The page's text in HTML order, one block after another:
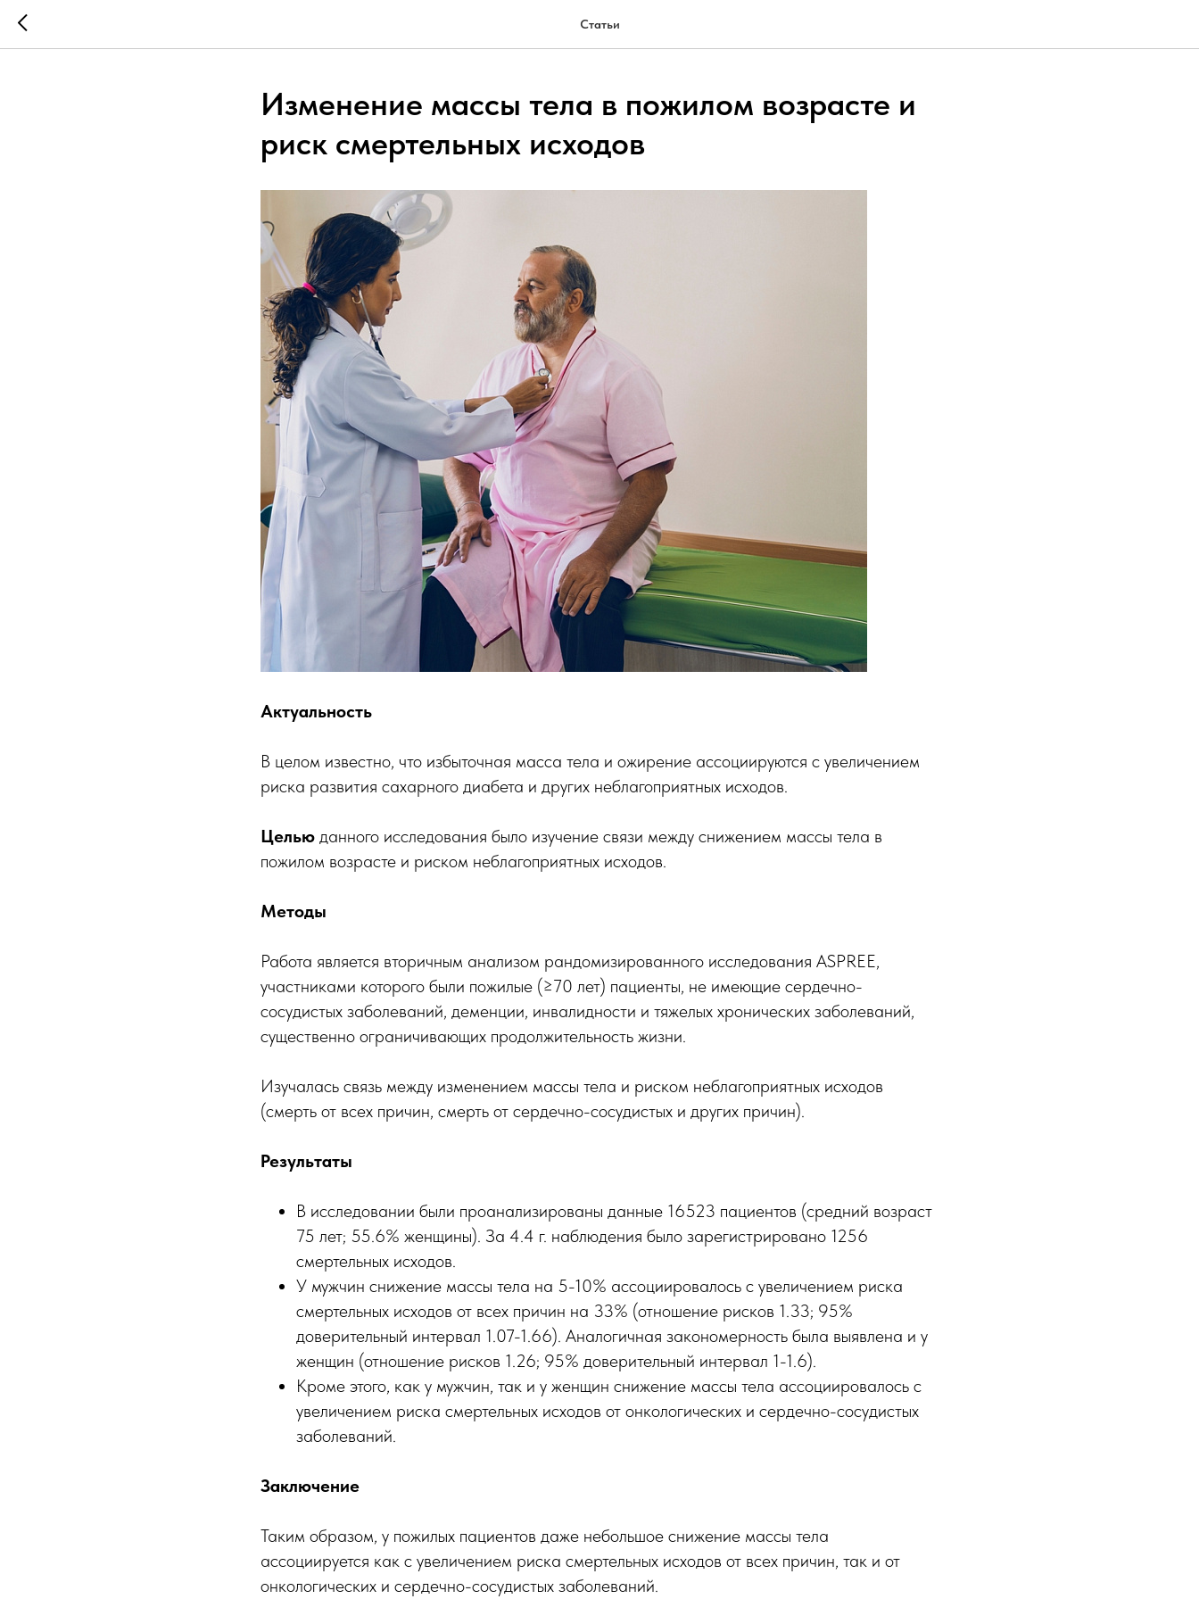
Статьи
Изменение массы тела в пожилом возрасте и
риск смертельных исходов
Актуальность
В целом известно, что избыточная масса тела и ожирение ассоциируются с увеличением
риска развития сахарного диабета и других неблагоприятных исходов.
Целью данного исследования было изучение связи между снижением массы тела в
пожилом возрасте и риском неблагоприятных исходов.
Методы
Работа является вторичным анализом рандомизированного исследования ASPREE,
участниками которого были пожилые (≥70 лет) пациенты, не имеющие сердечно-
сосудистых заболеваний, деменции, инвалидности и тяжелых хронических заболеваний,
существенно ограничивающих продолжительность жизни.
Изучалась связь между изменением массы тела и риском неблагоприятных исходов
(смерть от всех причин, смерть от сердечно-сосудистых и других причин).
Результаты
В исследовании были проанализированы данные 16523 пациентов (средний возраст
75 лет; 55.6% женщины). За 4.4 г. наблюдения было зарегистрировано 1256
смертельных исходов.
У мужчин снижение массы тела на 5-10% ассоциировалось с увеличением риска
смертельных исходов от всех причин на 33% (отношение рисков 1.33; 95%
доверительный интервал 1.07-1.66). Аналогичная закономерность была выявлена и у
женщин (отношение рисков 1.26; 95% доверительный интервал 1-1.6).
Кроме этого, как у мужчин, так и у женщин снижение массы тела ассоциировалось с
увеличением риска смертельных исходов от онкологических и сердечно-сосудистых
заболеваний.
Заключение
Таким образом, у пожилых пациентов даже небольшое снижение массы тела
ассоциируется как с увеличением риска смертельных исходов от всех причин, так и от
онкологических и сердечно-сосудистых заболеваний.